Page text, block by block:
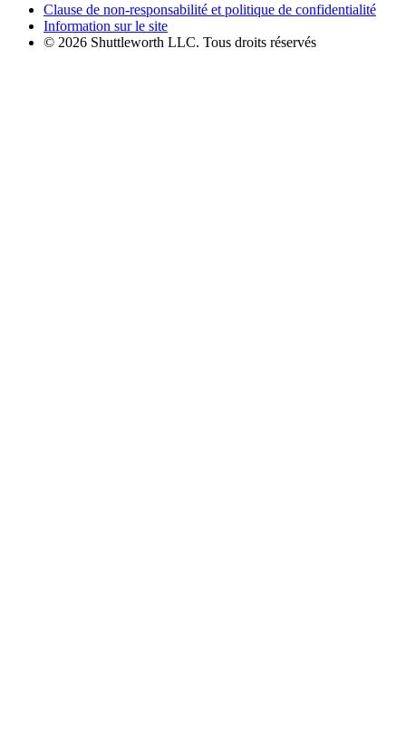
Clause de non-responsabilité et politique de confidentialité
Information sur le site
© 2026 Shuttleworth LLC. Tous droits réservés